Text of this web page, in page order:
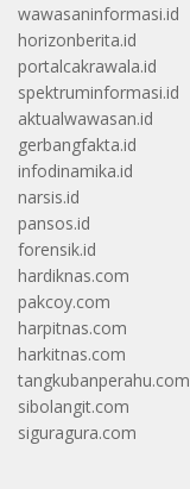
wawasaninformasi.id
horizonberita.id
portalcakrawala.id
spektruminformasi.id
aktualwawasan.id
gerbangfakta.id
infodinamika.id
narsis.id
pansos.id
forensik.id
hardiknas.com
pakcoy.com
harpitnas.com
harkitnas.com
tangkubanperahu.com
sibolangit.com
siguragura.com